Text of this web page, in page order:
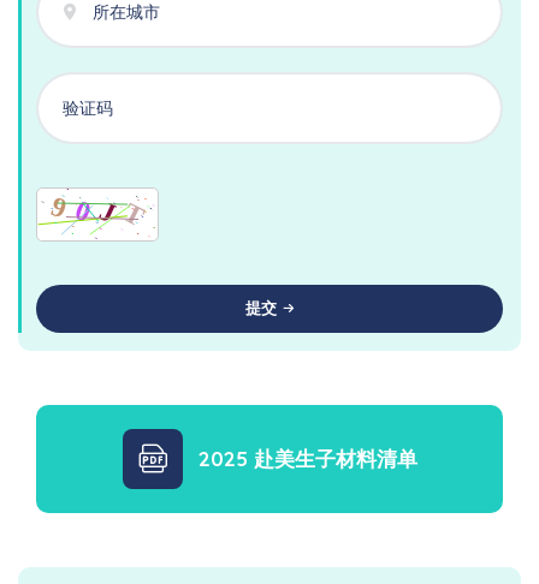
提交
2025 赴美生子材料清单